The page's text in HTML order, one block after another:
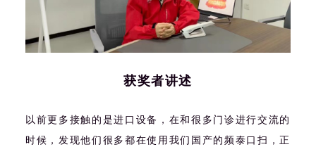
获奖者讲述
以前更多接触的是进口设备，在和很多门诊进行交流的
时候，发现他们很多都在使用我们国产的频泰口扫，正